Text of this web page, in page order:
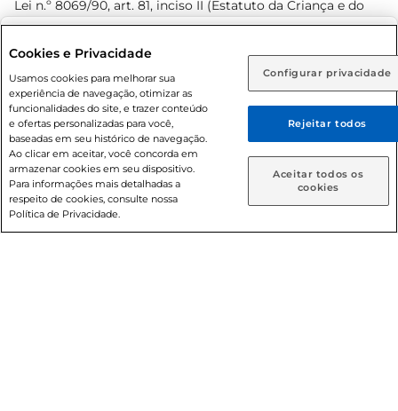
Rio de Janeiro (RJ) Goiás (GO)
Ou
Caso queira comprar online, informe como deseja receber
suas compras:
Entrega em casa Retire em Loja
Lei n.º 8069/90, art. 81, inciso II (Estatuto da Criança e do
Adolescente). Preços e condições exclusivos para o
prévio. O valor mínimo para as compras on-line é de R$
80,00.
© 2026 Copyright. Todos os direitos
reservados Prezunic.
Cookies e Privacidade
Usamos cookies para melhorar sua
experiência de navegação, otimizar as
funcionalidades do site, e trazer conteúdo
e ofertas personalizadas para você,
baseadas em seu histórico de navegação.
Ao clicar em aceitar, você concorda em
armazenar cookies em seu dispositivo.
Para informações mais detalhadas a
respeito de cookies, consulte nossa
Política de Privacidade.
Configurar privacidade
Rejeitar todos
Aceitar todos os
cookies